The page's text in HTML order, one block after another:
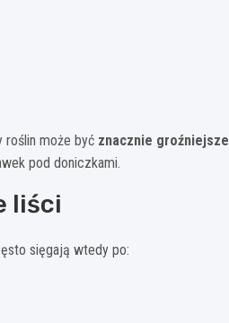
roślin może być znacznie groźniejsze
pod doniczkami.
liści
sięgają wtedy po: